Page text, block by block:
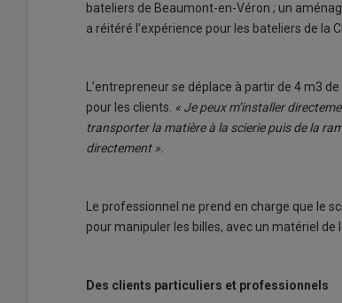
bateliers de Beaumont-en-Véron ; un
a réitéré l’expérience pour les bateliers de la
L’entrepreneur se déplace à partir de 4 m3
pour les clients. « Je peux m’installer
transporter la matière à la scierie puis de la
directement ».
Le professionnel ne prend en charge que le
pour manipuler les billes, avec un matériel de
Des clients particuliers et professionnels